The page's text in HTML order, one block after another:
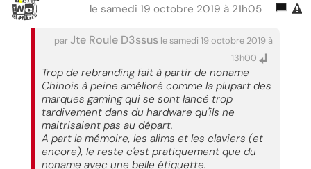
le samedi 19 octobre 2019 à 21h05
parJte Roule D3ssus le samedi 19 octobre 2019 à
13h00
Trop de rebranding fait à partir de noname
Chinois à peine amélioré comme la plupart des
marques gaming qui se sont lancé trop
tardivement dans du hardware qu'ils ne
maitrisaient pas au départ.
A part la mémoire, les alims et les claviers (et
encore), le reste c'est pratiquement que du
noname avec une belle étiquette.